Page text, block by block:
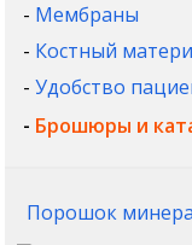
- Мембраны
- Костный
-Удобство
- Брошюры и
Порошок